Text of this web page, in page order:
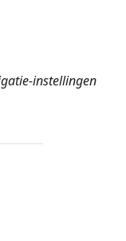
instellingen